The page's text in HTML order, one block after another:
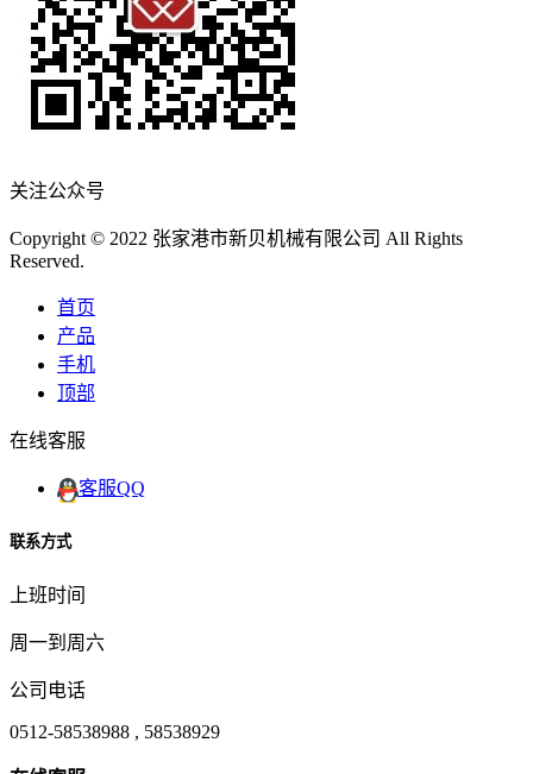
关注公众号
Copyright © 2022 张家港市新贝机械有限公司 All Rights
Reserved.
首页
产品
手机
顶部
在线客服
客服QQ
联系方式
上班时间
周一到周六
公司电话
0512-58538988 , 58538929